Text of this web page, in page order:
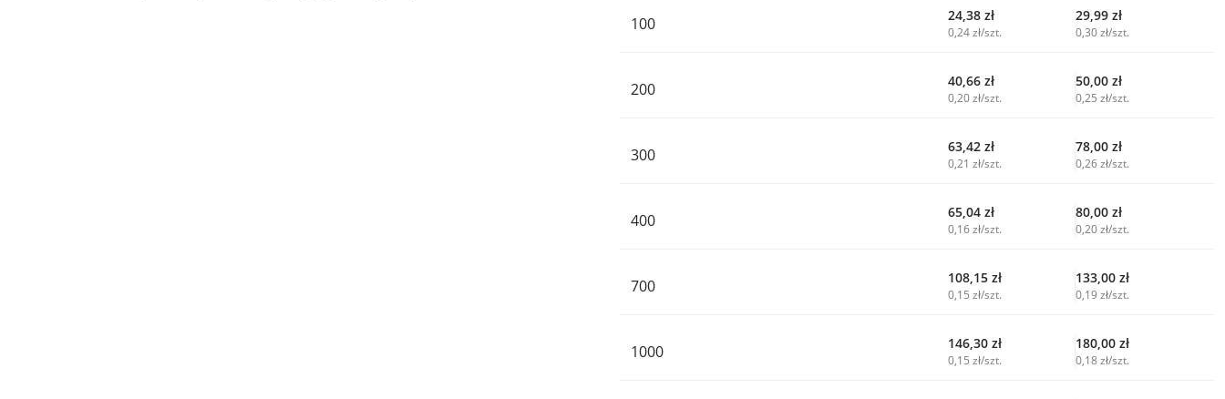
100
24,38 zł
0,24 zł/szt.
29,99 zł
0,30 zł/szt.
200 40,66 zł
0,20 zł/szt.
50,00 zł
0,25 zł/szt.
300 63,42 zł
0,21 zł/szt.
78,00 zł
0,26 zł/szt.
400 65,04 zł
0,16 zł/szt.
80,00 zł
0,20 zł/szt.
700 108,15 zł
0,15 zł/szt.
133,00 zł
0,19 zł/szt.
1000 146,30 zł
0,15 zł/szt.
180,00 zł
0,18 zł/szt.